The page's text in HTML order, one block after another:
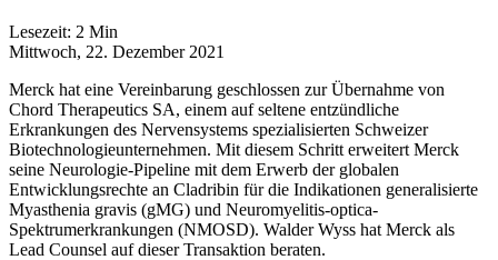
Lesezeit: 2 Min
Mittwoch, 22. Dezember 2021
Merck hat eine Vereinbarung geschlossen zur Übernahme von
Chord Therapeutics SA, einem auf seltene entzündliche
Erkrankungen des Nervensystems spezialisierten Schweizer
Biotechnologieunternehmen. Mit diesem Schritt erweitert Merck
seine Neurologie-Pipeline mit dem Erwerb der globalen
Entwicklungsrechte an Cladribin für die Indikationen generalisierte
Myasthenia gravis (gMG) und Neuromyelitis-optica-
Spektrumerkrankungen (NMOSD). Walder Wyss hat Merck als
Lead Counsel auf dieser Transaktion beraten.